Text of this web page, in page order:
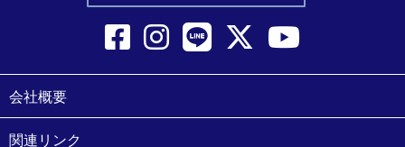
会社概要
関連リンク